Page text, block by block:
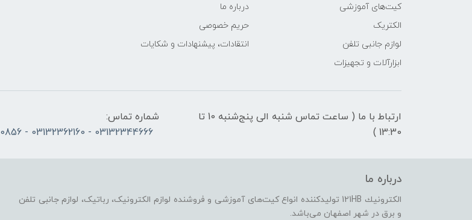
کیت‌های آموزشی
الکتریک
لوازم جانبی تلفن
ابزارآلات و تجهیزات
درباره ما
حریم خصوصی
انتقادات، پیشنهادات و شکایات
ارتباط با ما ( ساعت تماس شنبه الی پنج‌شنبه 10 تا
13:30 )
شماره تماس:
03132344666 - 03132362160 - 03132340856
درباره ما
الكترونيك 121HB توليدكننده انواع کیت‌های آموزشی و فروشنده لوازم الکترونیک، رباتیک، لوازم جانبی تلفن
و برق در شهر اصفهان می‌باشد.